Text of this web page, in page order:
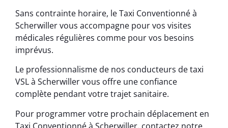
Sans contrainte horaire, le Taxi Conventionné à
Scherwiller vous accompagne pour vos visites
médicales régulières comme pour vos besoins
imprévus.
Le professionnalisme de nos conducteurs de taxi
VSL à Scherwiller vous offre une confiance
complète pendant votre trajet sanitaire.
Pour programmer votre prochain déplacement en
Taxi Conventionné à Scherwiller, contactez notre